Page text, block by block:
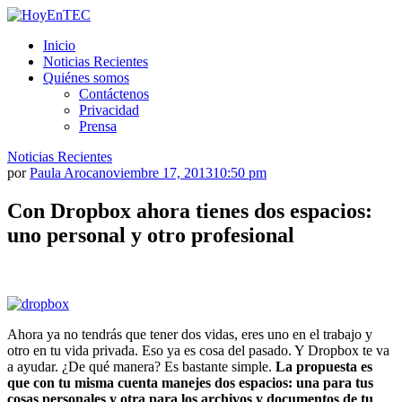
Saltar
contenido.
Inicio
Noticias Recientes
Quiénes somos
Contáctenos
Privacidad
Prensa
Noticias Recientes
porPaula Arocanoviembre 17, 201310:50 pm
Con Dropbox ahora tienes dos espacios:
uno personal y otro profesional
Ahora ya no tendrás que tener dos vidas, eres uno en el trabajo y
otro en tu vida privada. Eso ya es cosa del pasado. Y Dropbox te va
a ayudar. ¿De qué manera? Es bastante simple. La propuesta es
que con tu misma cuenta manejes dos espacios: una para tus
cosas personales y otra para los archivos y documentos de tu